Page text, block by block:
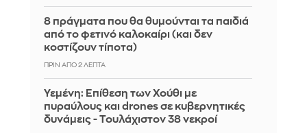
8 πράγματα που θα θυμούνται τα παιδιά
από το φετινό καλοκαίρι (και δεν
κοστίζουν τίποτα)
ΠΡΙΝ ΑΠΌ 2 ΛΕΠΤΆ
Υεμένη: Επίθεση των Χούθι με
πυραύλους και drones σε κυβερνητικές
δυνάμεις - Τουλάχιστον 38 νεκροί